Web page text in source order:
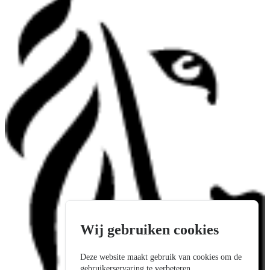
Wij gebruiken cookies
Deze website maakt gebruik van cookies om de